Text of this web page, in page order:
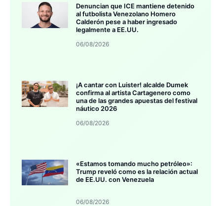
Denuncian que ICE mantiene detenido
al futbolista Venezolano Homero
Calderón pese a haber ingresado
legalmente a EE.UU.
06/08/2026
¡A cantar con Luister! alcalde Dumek
confirma al artista Cartagenero como
una de las grandes apuestas del festival
náutico 2026
06/08/2026
«Estamos tomando mucho petróleo»:
Trump reveló como es la relación actual
de EE.UU. con Venezuela
06/08/2026